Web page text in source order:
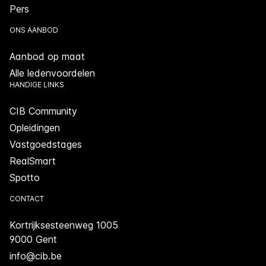
Pers
ONS AANBOD
Aanbod op maat
Alle ledenvoordelen
HANDIGE LINKS
CIB Community
Opleidingen
Vastgoedstages
RealSmart
Spotto
CONTACT
Kortrijksesteenweg 1005
9000 Gent
info@cib.be